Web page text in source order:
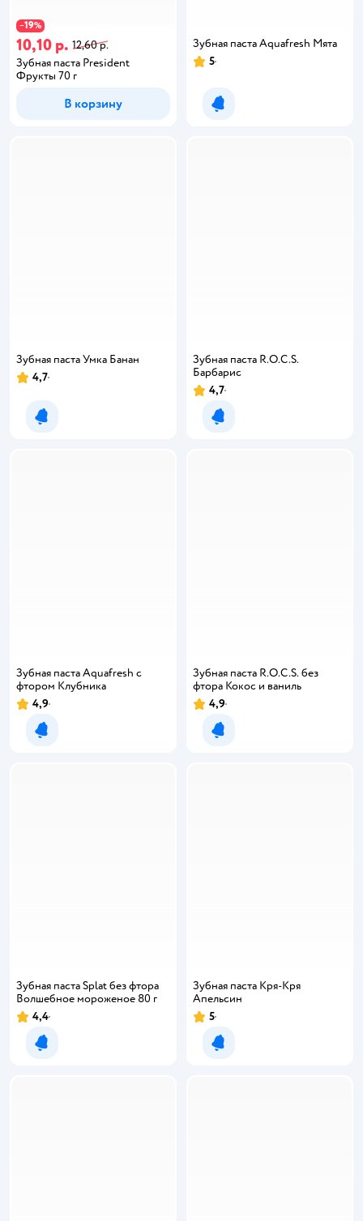
−19%
10,10 р. 12,60 р.
Зубная паста President
Фрукты 70 г
В корзину
Зубная паста Aquafresh Мята
5
Уведомить о появлении
Зубная паста Умкa Банан
4,7
Уведомить о появлении
Зубная паста R.O.C.S.
Барбарис
4,7
Уведомить о появлении
Зубная паста Aquafresh с
фтором Клубника
4,9
Уведомить о появлении
Зубная паста R.O.C.S. без
фтора Кокос и ваниль
4,9
Уведомить о появлении
Зубная паста Splat без фтора
Волшебное мороженое 80 г
4,4
Уведомить о появлении
Зубная паста Кря-Кря
Апельсин
5
Уведомить о появлении